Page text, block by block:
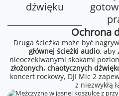
dźwięku
Ochrona
Druga ścieżka może być
głównej ścieżki audio, aby
nieoczekiwanymi skokami
złożonych, chaotycznych
koncert rockowy, DJI Mic 2
z niezwykłą